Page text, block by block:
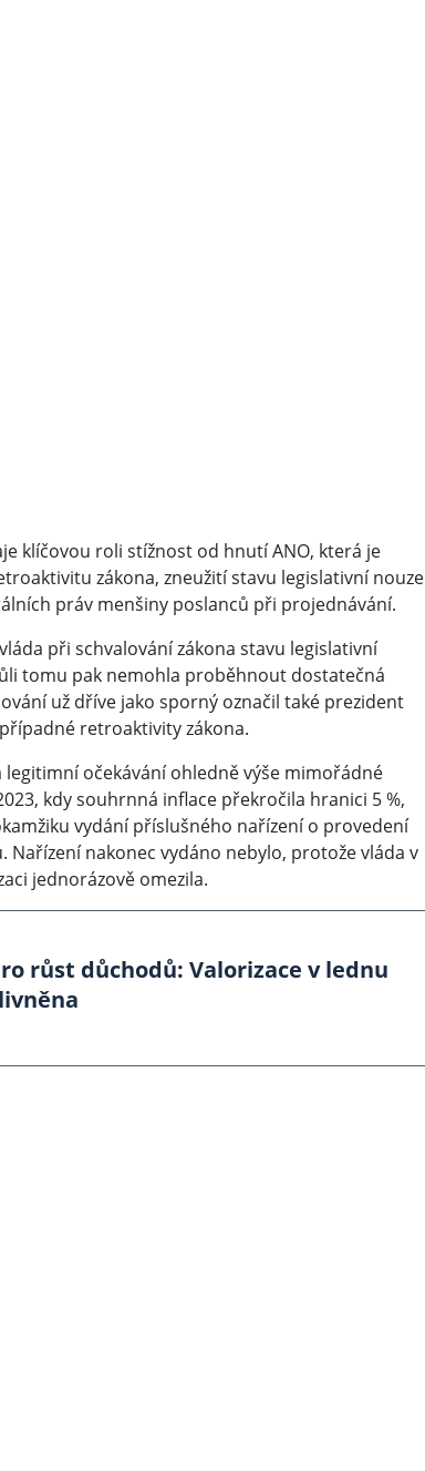
klíčovou roli stížnost od hnutí ANO, která je
zákona, zneužití stavu legislativní nouze
práv menšiny poslanců při projednávání.
při schvalování zákona stavu legislativní
tomu pak nemohla proběhnout dostatečná
už dříve jako sporný označil také prezident
retroaktivity zákona.
očekávání ohledně výše mimořádné
kdy souhrnná inflace překročila hranici 5 %,
vydání příslušného nařízení o provedení
nakonec vydáno nebylo, protože vláda v
jednorázově omezila.
růst důchodů: Valorizace v lednu